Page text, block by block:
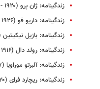
زندگینامه: ژان پرو (۱۹۲۰ - ۲۰۱۲)
زندگینامه: داریو فو (۱۹۲۶ -)
زندگینامه: بازیل نیکیتین (۱۸۸۵ -
زندگینامه: رولد دال (۱۹۱۶ - ۱۹۹۰)
زندگینامه: آلبرتو موراویا (۱۹۰۷ - ۱۹۹۰)
زندگینامه: ریچارد فرای (۱۹۲۰-۲۰۱۴)